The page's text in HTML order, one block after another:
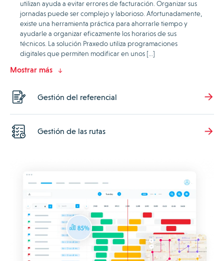
utilizan ayuda a evitar errores de facturación. Organizar sus
jornadas puede ser complejo y laborioso. Afortunadamente,
existe una herramienta práctica para ahorrarle tiempo y
ayudarle a organizar eficazmente los horarios de sus
técnicos. La solución Praxedo utiliza programaciones
digitales que permiten modificar en unos […]
Mostrar más
Gestión del referencial
Gestión de las rutas